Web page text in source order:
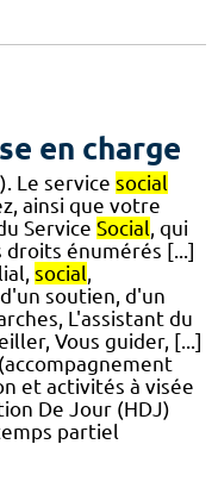
en charge
Le service social
ainsi que votre
Service Social, qui
énumérés [...]
social,
soutien, d'un
L'assistant du
Vous guider, [...]
et activités à visée
De Jour (HDJ)
partiel